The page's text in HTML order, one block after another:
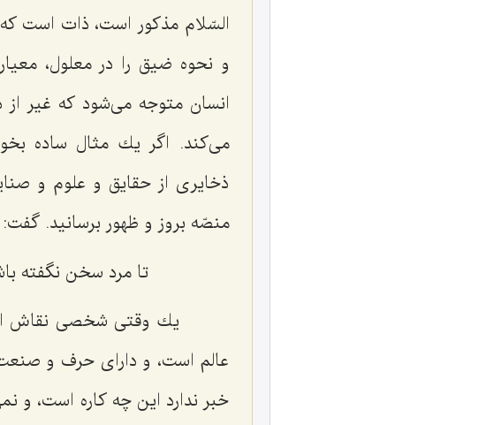
السّلام مذكور است، ذات است
و نحوه ضیق را در معلول،
انسان متوجه مى‌شود كه غیر
مى‌كند. اگر یك مثال ساده
ذخایرى از حقایق و علوم و
منصّه بروز و ظهور برسانید. گفت:
تا مرد سخن نگفته
یك وقتى شخصى نقاش
عالم است، و داراى حرف و
خبر ندارد این چه كاره است،